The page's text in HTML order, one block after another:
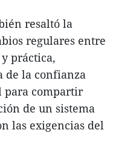
resaltó la
regulares entre
práctica,
de la confianza
para compartir
de un sistema
las exigencias del